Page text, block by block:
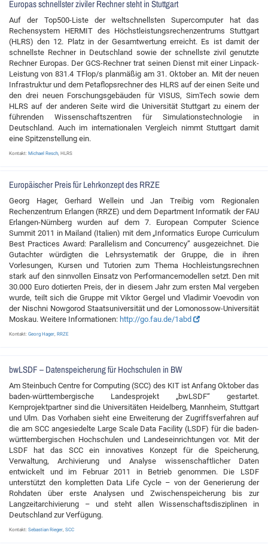
Europas schnellster ziviler Rechner steht in Stuttgart
Auf der Top500-Liste der weltschnellsten Supercomputer hat das
Rechensystem HERMIT des Höchstleistungsrechenzentrums Stuttgart
(HLRS) den 12. Platz in der Gesamtwertung erreicht. Es ist damit der
schnellste Rechner in Deutschland sowie der schnellste zivil genutzte
Rechner Europas. Der GCS-Rechner trat seinen Dienst mit einer Linpack-
Leistung von 831.4 TFlop/s planmäßig am 31. Oktober an. Mit der neuen
Infrastruktur und dem Petaflopsrechner des HLRS auf der einen Seite und
den drei neuen Forschungsgebäuden für VISUS, SimTech sowie dem
HLRS auf der anderen Seite wird die Universität Stuttgart zu einem der
führenden Wissenschaftszentren für Simulationstechnologie in
Deutschland. Auch im internationalen Vergleich nimmt Stuttgart damit
eine Spitzenstellung ein.
Kontakt: Michael Resch, HLRS
Europäischer Preis für Lehrkonzept des RRZE
Georg Hager, Gerhard Wellein und Jan Treibig vom Regionalen
Rechenzentrum Erlangen (RRZE) und dem Department Informatik der FAU
Erlangen-Nürnberg wurden auf dem 7. European Computer Science
Summit 2011 in Mailand (Italien) mit dem „Informatics Europe Curriculum
Best Practices Award: Parallelism and Concurrency” ausgezeichnet. Die
Gutachter würdigten die Lehrsystematik der Gruppe, die in ihren
Vorlesungen, Kursen und Tutorien zum Thema Hochleistungsrechnen
stark auf den sinnvollen Einsatz von Performancemodellen setzt. Den mit
30.000 Euro dotierten Preis, der in diesem Jahr zum ersten Mal vergeben
wurde, teilt sich die Gruppe mit Viktor Gergel und Vladimir Voevodin von
der Nischni Nowgorod Staatsuniversität und der Lomonossow-Universität
Moskau. Weitere Informationen: http://go.fau.de/1abd
Kontakt: Georg Hager RRZE
bwLSDF – Datenspeicherung für Hochschulen in BW
Am Steinbuch Centre for Computing (SCC) des KIT ist Anfang Oktober das
baden-württembergische Landesprojekt „bwLSDF“ gestartet.
Kernprojektpartner sind die Universitäten Heidelberg, Mannheim, Stuttgart
und Ulm. Das Vorhaben sieht eine Erweiterung der Zugriffsverfahren auf
die am SCC angesiedelte Large Scale Data Facility (LSDF) für die baden-
württembergischen Hochschulen und Landeseinrichtungen vor. Mit der
LSDF hat das SCC ein innovatives Konzept für die Speicherung,
Verwaltung, Archivierung und Analyse wissenschaftlicher Daten
entwickelt und im Februar 2011 in Betrieb genommen. Die LSDF
unterstützt den kompletten Data Life Cycle – von der Generierung der
Rohdaten über erste Analysen und Zwischenspeicherung bis zur
Langzeitarchivierung – und steht allen Wissenschaftsdisziplinen in
Deutschland zur Verfügung.
Kontakt: Sebastian Rieger SCC